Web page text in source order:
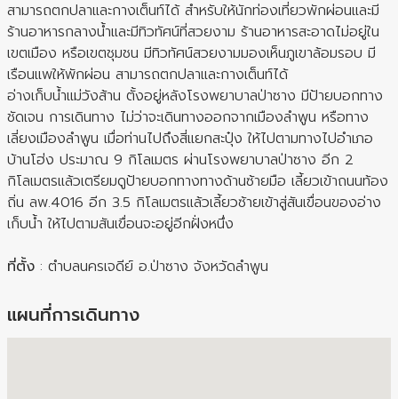
สามารถตกปลาและกางเต็นท์ได้ สำหรับให้นักท่องเที่ยวพักผ่อนและมี
ร้านอาหารกลางน้ำและมีทิวทัศน์ที่สวยงาม ร้านอาหารสะอาดไม่อยู่ใน
เขตเมือง หรือเขตชุมชน มีทิวทัศน์สวยงามมองเห็นภูเขาล้อมรอบ มี
เรือนแพให้พักผ่อน สามารถตกปลาและกางเต็นท์ได้
อ่างเก็บน้ำแม่วังส้าน ตั้งอยู่หลังโรงพยาบาลป่าซาง มีป้ายบอกทาง
ชัดเจน การเดินทาง ไม่ว่าจะเดินทางออกจากเมืองลำพูน หรือทาง
เลี่ยงเมืองลำพูน เมื่อท่านไปถึงสี่แยกสะปุ๋ง ให้ไปตามทางไปอำเภอ
บ้านโฮ่ง ประมาณ 9 กิโลเมตร ผ่านโรงพยาบาลป่าซาง อีก 2
กิโลเมตรแล้วเตรียมดูป้ายบอกทางทางด้านซ้ายมือ เลี้ยวเข้าถนนท้อง
ถิ่น ลพ.4016 อีก 3.5 กิโลเมตรแล้วเลี้ยวซ้ายเข้าสู่สันเขื่อนของอ่าง
เก็บน้ำ ให้ไปตามสันเขื่อนจะอยู่อีกฝั่งหนึ่ง
ที่ตั้ง : ตำบลนครเจดีย์ อ.ป่าซาง จังหวัดลำพูน
แผนที่การเดินทาง